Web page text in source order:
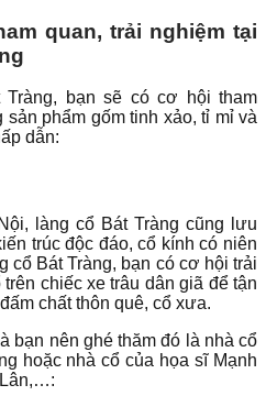
quan, trải nghiệm tại
bạn sẽ có cơ hội tham
phẩm gốm tinh xảo, tỉ mỉ và
dẫn:
làng cổ Bát Tràng cũng lưu
trúc độc đáo, cổ kính có niên
cổ Bát Tràng, bạn có cơ hội trải
chiếc xe trâu dân giã để tận
chất thôn quê, cổ xưa.
bạn nên ghé thăm đó là nhà cổ
hoặc nhà cổ của họa sĩ Mạnh